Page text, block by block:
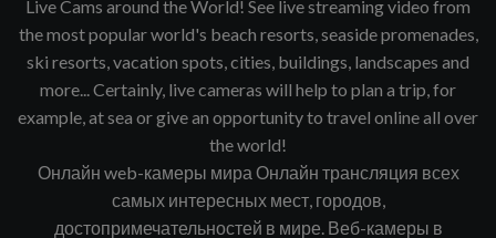
Live Cams around the World! See live streaming video from
the most popular world's beach resorts, seaside promenades,
ski resorts, vacation spots, cities, buildings, landscapes and
more... Certainly, live cameras will help to plan a trip, for
example, at sea or give an opportunity to travel online all over
the world!
Онлайн web-камеры мира Онлайн трансляция всех
самых интересных мест, городов,
достопримечательностей в мире. Веб-камеры в